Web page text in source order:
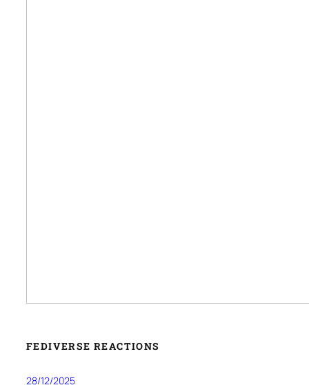
FEDIVERSE REACTIONS
28/12/2025